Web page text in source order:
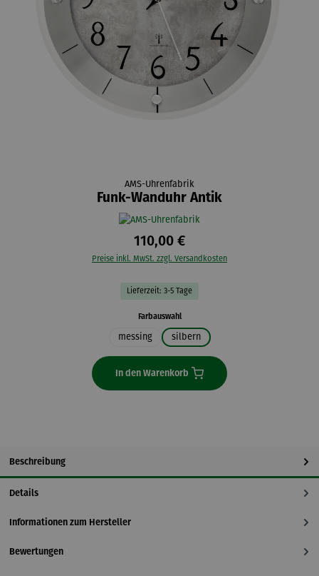
AMS-Uhrenfabrik
Funk-Wanduhr Antik
110,00 €
Preise inkl. MwSt. zzgl. Versandkosten
Lieferzeit: 3-5 Tage
Farbauswahlauswählen
messing silbern
In den Warenkorb
Beschreibung
Details
Informationen zum Hersteller
Bewertungen